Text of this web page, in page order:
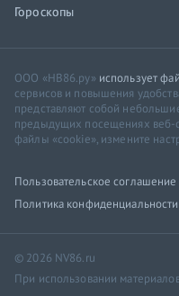
Гороскопы
ООО «НВ86.ру» использует
сервисов и повышения
представляют собой
предыдущих посещениях веб-
файлы «cookie», измените
Пользовательское соглашение
Политика конфиденциальности
© 2026 NV86.ru
При использовании